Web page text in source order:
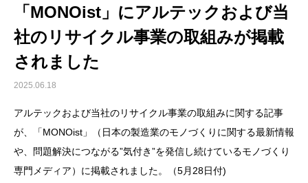
「MONOist」にアルテックおよび当
社のリサイクル事業の取組みが掲載
されました
2025.06.18
アルテックおよび当社のリサイクル事業の取組みに関する記事
が、「MONOist」（日本の製造業のモノづくりに関する最新情報
や、問題解決につながる”気付き”を発信し続けているモノづくり
専門メディア）に掲載されました。（5月28日付)